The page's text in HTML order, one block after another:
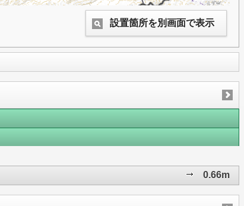
設置箇所を別画面で表示
0.66m